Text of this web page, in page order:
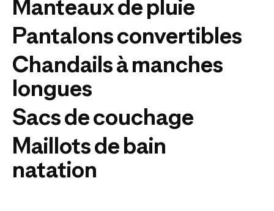
Manteaux de pluie
Pantalons convertibles
Chandails à manches
longues
Sacs de couchage
Maillots de bain
natation